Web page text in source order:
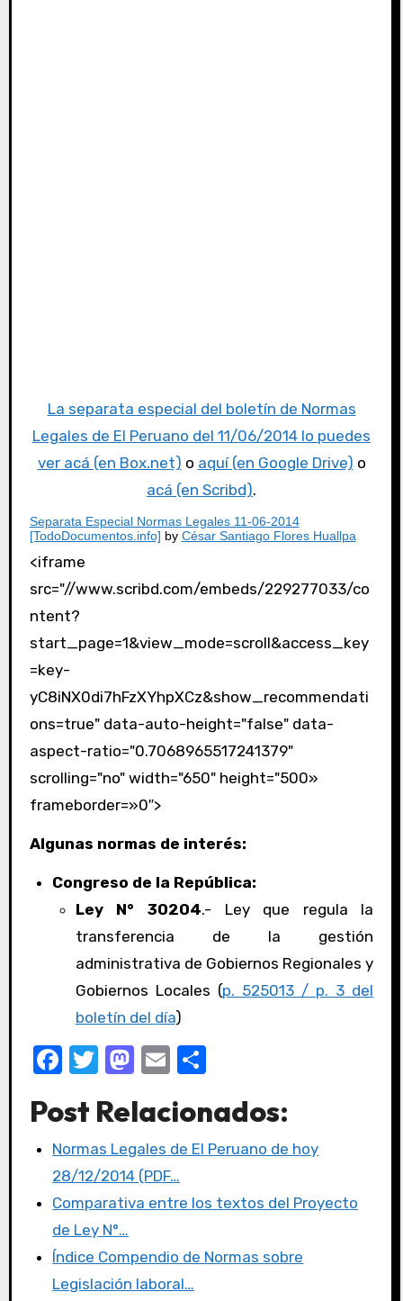
La separata especial del boletín de Normas
Legales de El Peruano del 11/06/2014 lo puedes
ver acá (en Box.net) o aquí (en Google Drive) o
acá (en Scribd).
Separata Especial Normas Legales 11-06-2014
[TodoDocumentos.info] by César Santiago Flores Huallpa
<iframe
src="//www.scribd.com/embeds/229277033/co
ntent?
start_page=1&view_mode=scroll&access_key
=key-
yC8iNX0di7hFzXYhpXCz&show_recommendati
ons=true" data-auto-height="false" data-
aspect-ratio="0.7068965517241379"
scrolling="no" width="650" height="500»
frameborder=»0″>
Algunas normas de interés:
Congreso de la República:
Ley N° 30204.- Ley que regula la
transferencia de la gestión
administrativa de Gobiernos Regionales y
Gobiernos Locales (p. 525013 / p. 3 del
boletín del día)
F
c
e
b
o
o
k
T
it
te
r
M
st
o
d
o
E
ail
C
m
p
tir
Post Relacionados:
Normas Legales de El Peruano de hoy
28/12/2014 (PDF…
Comparativa entre los textos del Proyecto
de Ley N°…
Índice Compendio de Normas sobre
Legislación laboral…